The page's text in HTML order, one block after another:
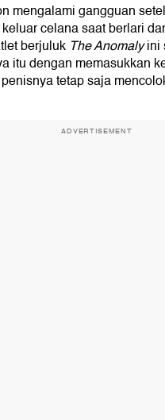
mengalami gangguan
celana saat berlari
berjuluk The Anomalyini
itu dengan memasukkan
tetap saja
ADVERTISEMENT